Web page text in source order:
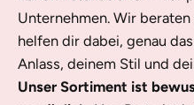
Unternehmen. Wir
helfen dir dabei, genau
Anlass, deinem Stil und
Unser Sortiment ist